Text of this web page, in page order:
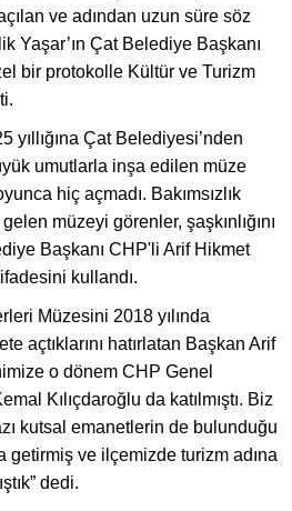
ve adından uzun süre söz
Yaşar’ın Çat Belediye Başkanı
bir protokolle Kültür ve Turizm
yıllığına Çat Belediyesi’nden
umutlarla inşa edilen müze
hiç açmadı. Bakımsızlık
müzeyi görenler, şaşkınlığını
Başkanı CHP'li Arif Hikmet
ifadesini kullandı.
Müzesini 2018 yılında
açtıklarını hatırlatan Başkan Arif
o dönem CHP Genel
Kılıçdaroğlu da katılmıştı. Biz
kutsal emanetlerin de bulunduğu
getirmiş ve ilçemizde turizm adına
dedi.